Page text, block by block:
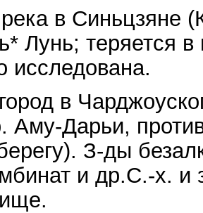
в Синьцзяне
Лунь; теряется
исследована.
в
Аму-Дарьи,
З-ды
и др.С.-х. и